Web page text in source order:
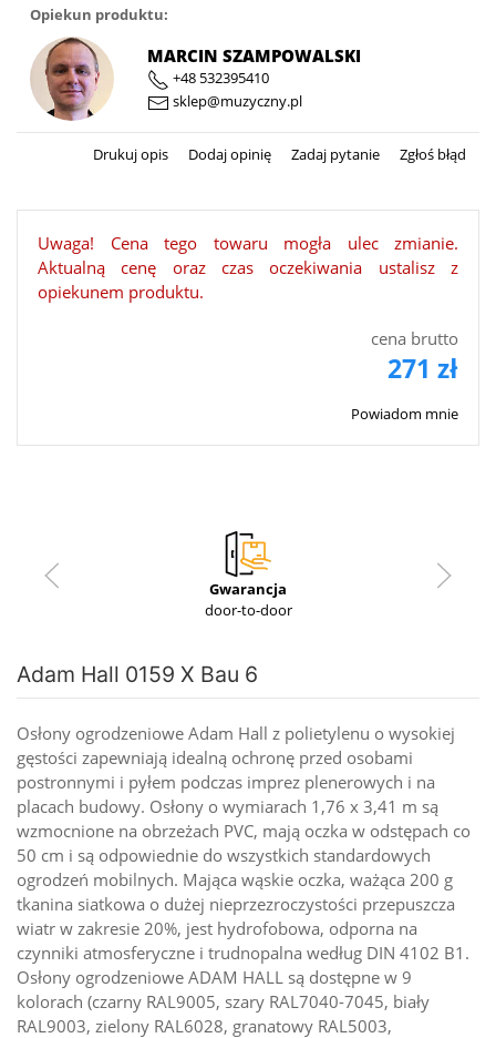
Opiekun produktu:
MARCIN SZAMPOWALSKI
+48 532395410
sklep@muzyczny.pl
Drukuj opis Dodaj opinię Zadaj pytanie Zgłoś błąd
Uwaga! Cena tego towaru mogła ulec zmianie.
Aktualną cenę oraz czas oczekiwania ustalisz z
opiekunem produktu.
cena brutto
271 zł
Powiadom mnie
Gwarancja
door-to-door
Adam Hall 0159 X Bau 6
Osłony ogrodzeniowe Adam Hall z polietylenu o wysokiej
gęstości zapewniają idealną ochronę przed osobami
postronnymi i pyłem podczas imprez plenerowych i na
placach budowy. Osłony o wymiarach 1,76 x 3,41 m są
wzmocnione na obrzeżach PVC, mają oczka w odstępach co
50 cm i są odpowiednie do wszystkich standardowych
ogrodzeń mobilnych. Mająca wąskie oczka, ważąca 200 g
tkanina siatkowa o dużej nieprzezroczystości przepuszcza
wiatr w zakresie 20%, jest hydrofobowa, odporna na
czynniki atmosferyczne i trudnopalna według DIN 4102 B1.
Osłony ogrodzeniowe ADAM HALL są dostępne w 9
kolorach (czarny RAL9005, szary RAL7040-7045, biały
RAL9003, zielony RAL6028, granatowy RAL5003,